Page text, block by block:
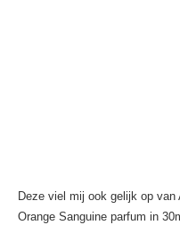
Deze viel mij ook gelijk op
Orange Sanguine parfum in